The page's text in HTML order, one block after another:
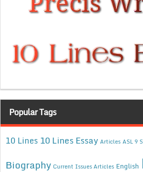
Popular Tags
10 Lines 10 Lines Essay Articles ASL 9
Biography Current Issues Articles English